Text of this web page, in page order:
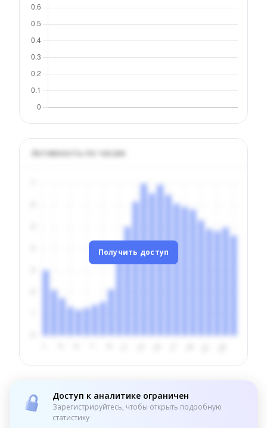
Активность по часам
Получить доступ
Доступ к аналитике ограничен
Зарегистрируйтесь, чтобы открыть подробную
статистику